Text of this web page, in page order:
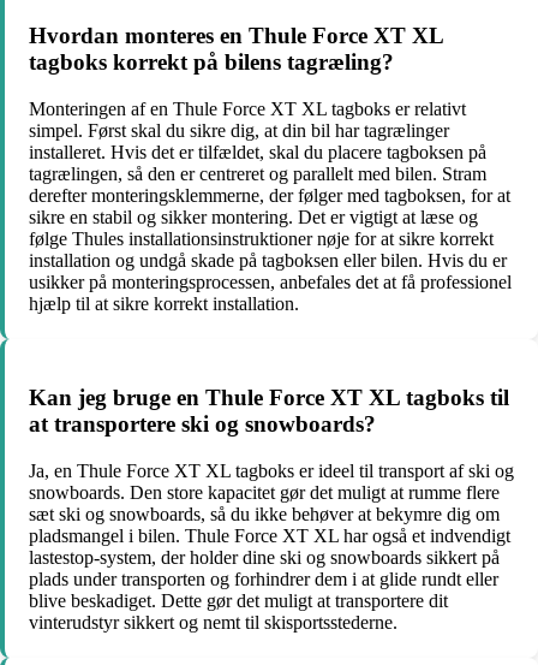
Hvordan monteres en Thule Force XT XL
tagboks korrekt på bilens tagræling?
Monteringen af ​​en Thule Force XT XL tagboks er relativt
simpel. Først skal du sikre dig, at din bil har tagrælinger
installeret. Hvis det er tilfældet, skal du placere tagboksen på
tagrælingen, så den er centreret og parallelt med bilen. Stram
derefter monteringsklemmerne, der følger med tagboksen, for at
sikre en stabil og sikker montering. Det er vigtigt at læse og
følge Thules installationsinstruktioner nøje for at sikre korrekt
installation og undgå skade på tagboksen eller bilen. Hvis du er
usikker på monteringsprocessen, anbefales det at få professionel
hjælp til at sikre korrekt installation.
Kan jeg bruge en Thule Force XT XL tagboks til
at transportere ski og snowboards?
Ja, en Thule Force XT XL tagboks er ideel til transport af ski og
snowboards. Den store kapacitet gør det muligt at rumme flere
sæt ski og snowboards, så du ikke behøver at bekymre dig om
pladsmangel i bilen. Thule Force XT XL har også et indvendigt
lastestop-system, der holder dine ski og snowboards sikkert på
plads under transporten og forhindrer dem i at glide rundt eller
blive beskadiget. Dette gør det muligt at transportere dit
vinterudstyr sikkert og nemt til skisportsstederne.